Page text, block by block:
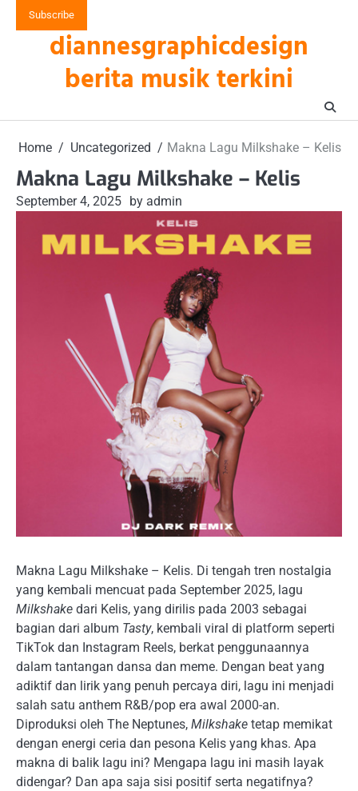
Subscribe
diannesgraphicdesign
berita musik terkini
Home Uncategorized Makna Lagu Milkshake – Kelis
Makna Lagu Milkshake – Kelis
September 4, 2025 by admin
Makna Lagu Milkshake – Kelis. Di tengah tren nostalgia
yang kembali mencuat pada September 2025, lagu
Milkshake dari Kelis, yang dirilis pada 2003 sebagai
bagian dari album Tasty, kembali viral di platform seperti
TikTok dan Instagram Reels, berkat penggunaannya
dalam tantangan dansa dan meme. Dengan beat yang
adiktif dan lirik yang penuh percaya diri, lagu ini menjadi
salah satu anthem R&B/pop era awal 2000-an.
Diproduksi oleh The Neptunes, Milkshake tetap memikat
dengan energi ceria dan pesona Kelis yang khas. Apa
makna di balik lagu ini? Mengapa lagu ini masih layak
didengar? Dan apa saja sisi positif serta negatifnya?